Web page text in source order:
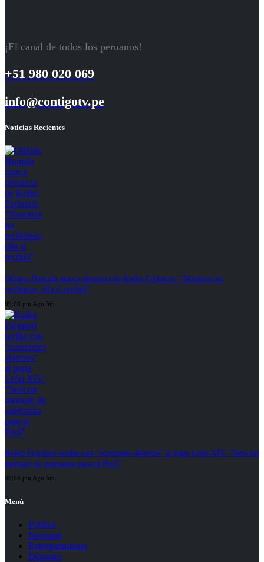
¡El canal de todos los peruanos!
+51 980 020 069
info@contigotv.pe
Noticias Recientes
Ollanta Humala marca distancia de Keiko Fujimori: “Nosotros no
recibimos, ella sí recibió”
09:08 pm Ago 5th
Keiko Fujimori recibe con “corazones abiertos” al papa León XIV: “Será un
mensaje de esperanza para el Perú”
09:08 pm Ago 5th
Menú
Política
Nacional
Entretenimiento
Deportes